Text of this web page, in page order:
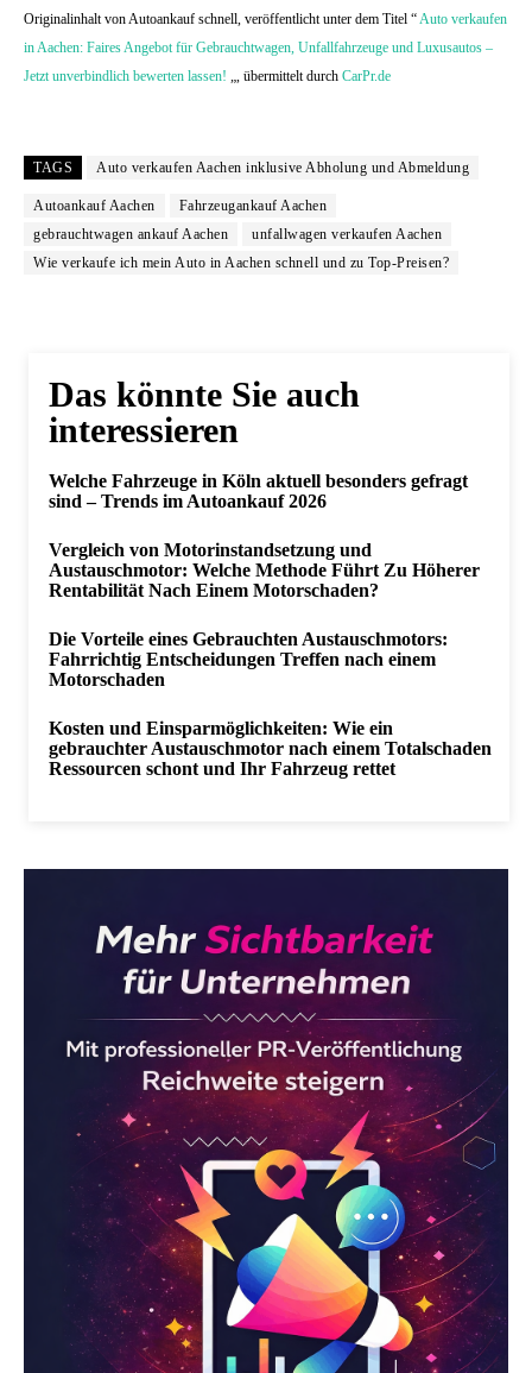
Originalinhalt von Autoankauf schnell, veröffentlicht unter dem Titel “Auto verkaufen
in Aachen: Faires Angebot für Gebrauchtwagen, Unfallfahrzeuge und Luxusautos –
Jetzt unverbindlich bewerten lassen! „, übermittelt durch CarPr.de
TAGS Auto verkaufen Aachen inklusive Abholung und Abmeldung
Autoankauf Aachen
Fahrzeugankauf Aachen
gebrauchtwagen ankauf Aachen
unfallwagen verkaufen Aachen
Wie verkaufe ich mein Auto in Aachen schnell und zu Top-Preisen?
Das könnte Sie auch
interessieren
Welche Fahrzeuge in Köln aktuell besonders gefragt
sind – Trends im Autoankauf 2026
Vergleich von Motorinstandsetzung und
Austauschmotor: Welche Methode Führt Zu Höherer
Rentabilität Nach Einem Motorschaden?
Die Vorteile eines Gebrauchten Austauschmotors:
Fahrrichtig Entscheidungen Treffen nach einem
Motorschaden
Kosten und Einsparmöglichkeiten: Wie ein
gebrauchter Austauschmotor nach einem Totalschaden
Ressourcen schont und Ihr Fahrzeug rettet